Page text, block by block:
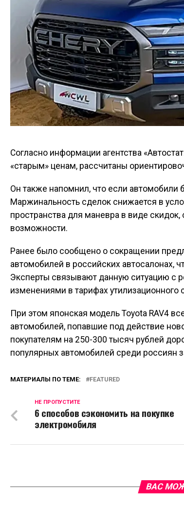
Согласно информации агентства
«старым» ценам, рассчитаны
Он также напомнил, что если автомобили
Маржинальность сделок снижается в
пространства для маневра в виде
возможности.
Ранее было сообщено о сокращении
автомобилей в российских автосалонах,
Эксперты связывают данную ситуацию с
изменениями в тарифах утилизационного
При этом японская модель Toyota RAV4
автомобилей, попавшие под действие
покупателям на 250-300 тысяч рублей
популярных автомобилей среди россиян
МАТЕРИАЛЫ ПО ТЕМЕ: FEATURED
НЕ ПРОПУСТИТЕ
6 способов сэкономить на покупке
электромобиля
ВАС